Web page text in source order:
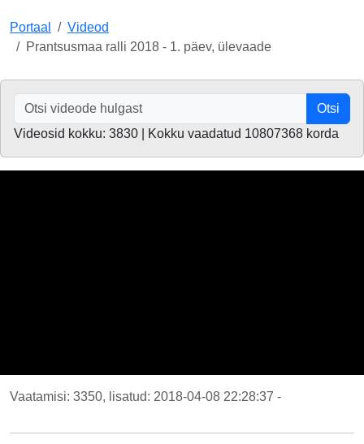
Portaal
Videod
Prantsusmaa ralli 2018 - 1. päev, ülevaade
Otsi
Videosid kokku: 3830 | Kokku vaadatud 10807368 korda
Vaatamisi: 3350, lisatud: 2018-04-08 22:28:37 -